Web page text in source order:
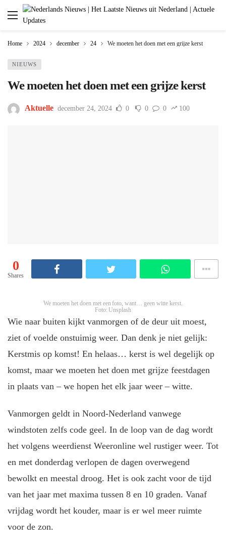
Home 2024 december 24 We moeten het doen met een grijze kerst
NIEUWS
We moeten het doen met een grijze kerst
Aktuelle december 24, 2024 0 0 0 100
0
Shares
We moeten het doen met een foto, want… geen witte kerst.
Foto: Unsplash
Wie naar buiten kijkt vanmorgen of de deur uit moest,
ziet of voelde onstuimig weer. Dan denk je niet gelijk:
Kerstmis op komst! En helaas… kerst is wel degelijk op
komst, maar we moeten het doen met grijze feestdagen
in plaats van – we hopen het elk jaar weer – witte.
Vanmorgen geldt in Noord-Nederland vanwege
windstoten zelfs code geel. In de loop van de dag wordt
het volgens weerdienst Weeronline wel rustiger weer. Tot
en met donderdag verlopen de dagen overwegend
bewolkt en meestal droog. Het is ook zacht voor de tijd
van het jaar met maxima tussen 8 en 10 graden. Vanaf
vrijdag wordt het kouder, maar is er wel meer ruimte
voor de zon.